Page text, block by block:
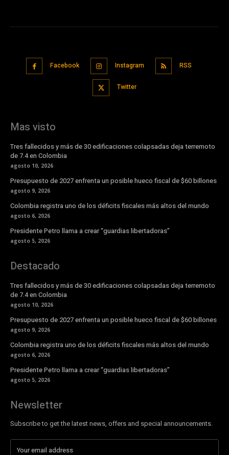
Facebook Instagram RSS
Twitter
Mas visto
Tres fallecidos y más de 30 edificaciones colapsadas deja terremoto
de 7.4 en Colombia
agosto 10, 2026
Presupuesto de 2027 enfrenta un posible hueco fiscal de $60 billones
agosto 9, 2026
Colombia registra uno de los déficits fiscales más altos del mundo
agosto 6, 2026
Presidente Petro llama a crear “guardias libertadoras”
agosto 5, 2026
Destacado
Tres fallecidos y más de 30 edificaciones colapsadas deja terremoto
de 7.4 en Colombia
agosto 10, 2026
Presupuesto de 2027 enfrenta un posible hueco fiscal de $60 billones
agosto 9, 2026
Colombia registra uno de los déficits fiscales más altos del mundo
agosto 6, 2026
Presidente Petro llama a crear “guardias libertadoras”
agosto 5, 2026
Newsletter
Subscribe to get the latest news, offers and special announcements.